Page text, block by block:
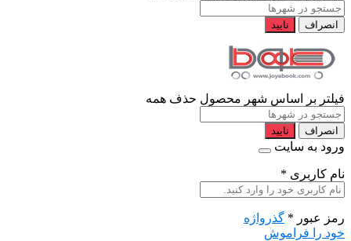
انصراف تایید
فیلتر بر اساس شهر محصول حذف همه
انصراف تایید
ورود به سایت
نام کاربری *
رمز عبور * گذرواژه
خود را فراموش